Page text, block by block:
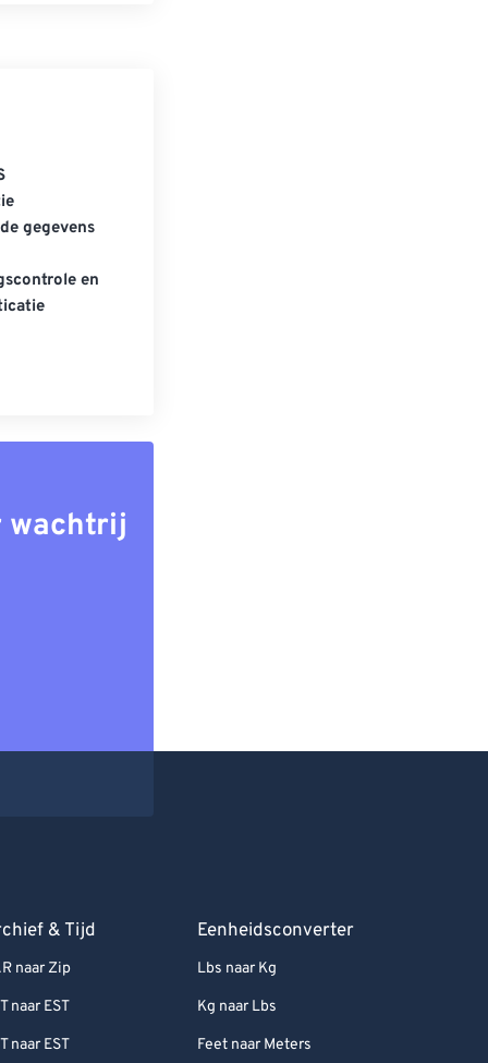
gegevens
en
wachtrij
& Tijd
naar Zip
naar EST
naar EST
Eenheidsconverter
Lbs naar Kg
Kg naar Lbs
Feet naar Meters